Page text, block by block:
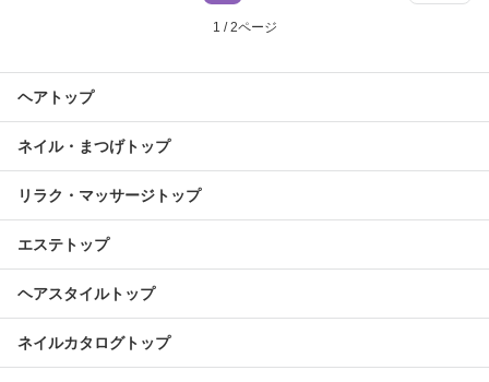
1 / 2ページ
ヘアトップ
ネイル・まつげトップ
リラク・マッサージトップ
エステトップ
ヘアスタイルトップ
ネイルカタログトップ